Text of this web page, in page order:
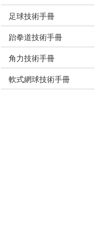
足球技術手冊
跆拳道技術手冊
角力技術手冊
軟式網球技術手冊